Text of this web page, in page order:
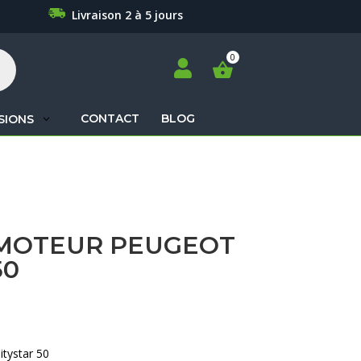
Livraison 2 à 5 jours

CONTACT BLOG
PEUGEOT
50